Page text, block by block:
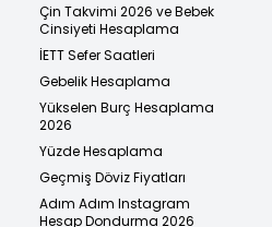
Çin Takvimi 2026 ve Bebek
Cinsiyeti Hesaplama
İETT Sefer Saatleri
Gebelik Hesaplama
Yükselen Burç Hesaplama
2026
Yüzde Hesaplama
Geçmiş Döviz Fiyatları
Adım Adım Instagram
Hesap Dondurma 2026